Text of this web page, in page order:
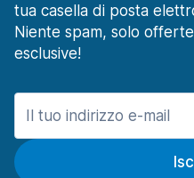
tua casella di posta
Niente spam, solo offerte
esclusive!